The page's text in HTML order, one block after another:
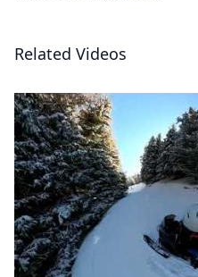
Related Videos